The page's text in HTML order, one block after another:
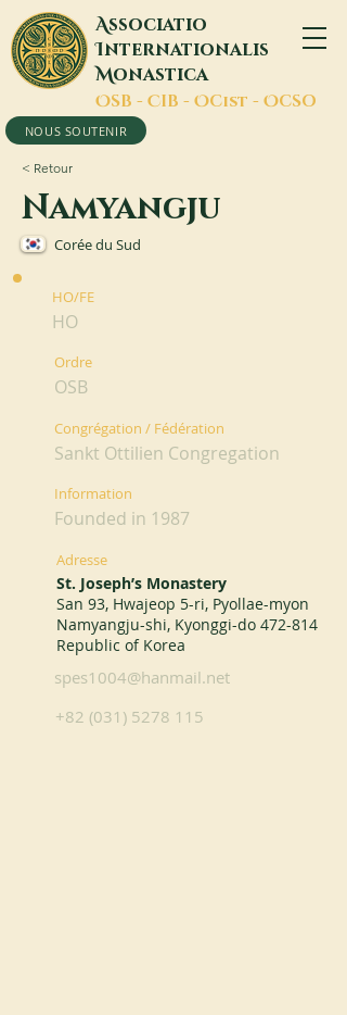
Associatio
Internationalis
Monastica
OSB - CIB - OCist - OCSO
NOUS SOUTENIR
< Retour
Namyangju
Corée du Sud
HO/FE
HO
Ordre
OSB
Congrégation / Fédération
Sankt Ottilien Congregation
Information
Founded in 1987
Adresse
St. Joseph’s Monastery
San 93, Hwajeop 5-ri, Pyollae-myon
Namyangju-shi, Kyonggi-do 472-814
Republic of Korea
spes1004@hanmail.net
+82 (031) 5278 115